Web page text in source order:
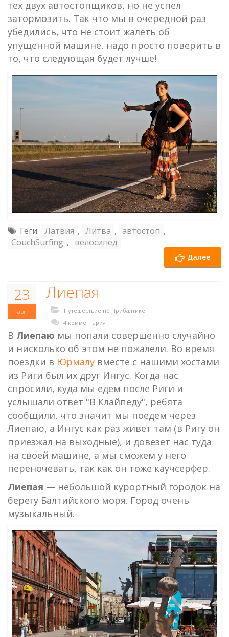
тех двух автостопщиков, но не успел
затормозить. Так что мы в очередной раз
убедились, что не стоит жалеть об
упущенной машине, надо просто поверить в
то, что следующая будет лучше!
Теги: Латвия , Литва , автостоп ,
CouchSurfing , велосипед
Далее
23
авг
Лиепая
Путешествие по Прибалтике
4 комментария
В Лиепаю мы попали совершенно случайно
и нисколько об этом не пожалели. Во время
поездки в Юрмалу вместе с нашими хостами
из Риги был их друг Ингус. Когда нас
спросили, куда мы едем после Риги и
услышали ответ "В Клайпеду", ребята
сообщили, что значит мы поедем через
Лиепаю, а Ингус как раз живет там (в Ригу он
приезжал на выходные), и довезет нас туда
на своей машине, а мы сможем у него
переночевать, так как он тоже каучсерфер.
Лиепая — небольшой курортный городок на
берегу Балтийского моря. Город очень
музыкальный.